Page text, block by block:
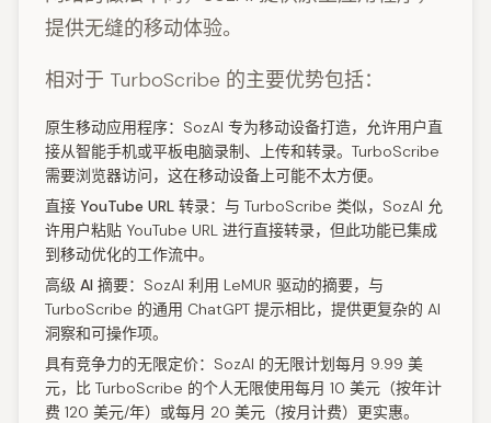
提供无缝的移动体验。
相对于 TurboScribe 的主要优势包括：
原生移动应用程序： SozAI 专为移动设备打造，允许用户直
接从智能手机或平板电脑录制、上传和转录。TurboScribe
需要浏览器访问，这在移动设备上可能不太方便。
直接 YouTube URL 转录： 与 TurboScribe 类似，SozAI 允
许用户粘贴 YouTube URL 进行直接转录，但此功能已集成
到移动优化的工作流中。
高级 AI 摘要： SozAI 利用 LeMUR 驱动的摘要，与
TurboScribe 的通用 ChatGPT 提示相比，提供更复杂的 AI
洞察和可操作项。
具有竞争力的无限定价： SozAI 的无限计划每月 9.99 美
元，比 TurboScribe 的个人无限使用每月 10 美元（按年计
费 120 美元/年）或每月 20 美元（按月计费）更实惠。